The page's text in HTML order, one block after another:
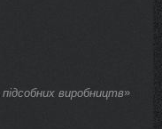
виробництв»